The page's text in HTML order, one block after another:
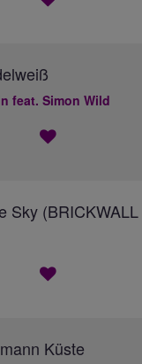
feat. Simon Wild
Sky
Küste